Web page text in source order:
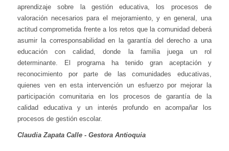
aprendizaje sobre la gestión educativa, los procesos de
valoración necesarios para el mejoramiento, y en general, una
actitud comprometida frente a los retos que la comunidad deberá
asumir la corresponsabilidad en la garantía del derecho a una
educación con calidad, donde la familia juega un rol
determinante. El programa ha tenido gran aceptación y
reconocimiento por parte de las comunidades educativas,
quienes ven en esta intervención un esfuerzo por mejorar la
participación comunitaria en los procesos de garantía de la
calidad educativa y un interés profundo en acompañar los
procesos de gestión escolar.
Claudia Zapata Calle - Gestora Antioquia